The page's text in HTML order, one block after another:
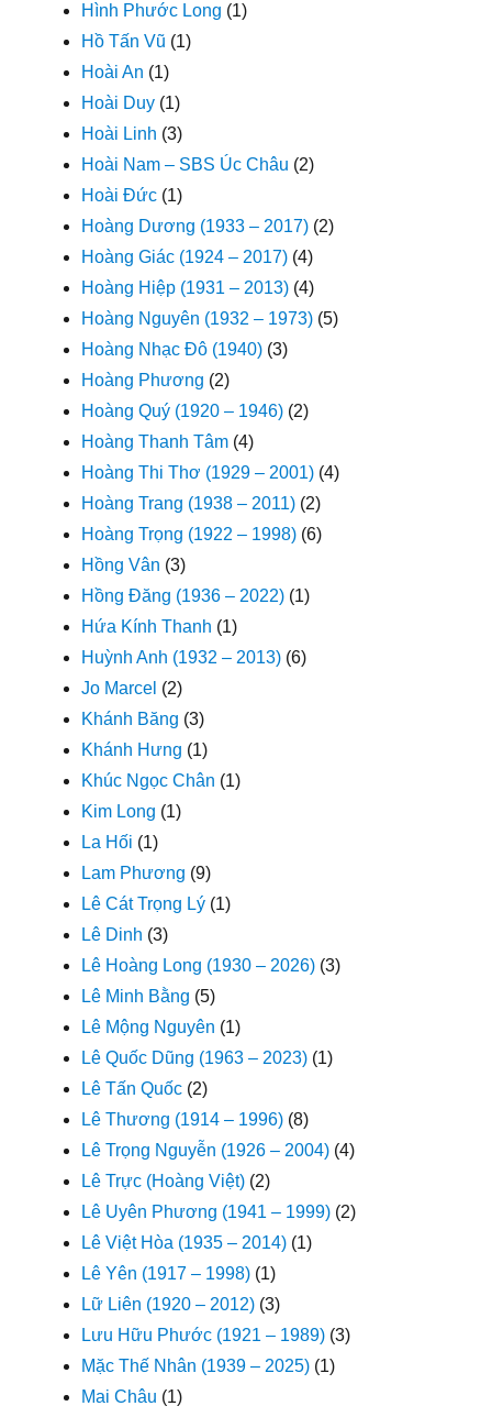
Hình Phước Long (1)
Hồ Tấn Vũ (1)
Hoài An (1)
Hoài Duy (1)
Hoài Linh (3)
Hoài Nam – SBS Úc Châu (2)
Hoài Đức (1)
Hoàng Dương (1933 – 2017) (2)
Hoàng Giác (1924 – 2017) (4)
Hoàng Hiệp (1931 – 2013) (4)
Hoàng Nguyên (1932 – 1973) (5)
Hoàng Nhạc Đô (1940) (3)
Hoàng Phương (2)
Hoàng Quý (1920 – 1946) (2)
Hoàng Thanh Tâm (4)
Hoàng Thi Thơ (1929 – 2001) (4)
Hoàng Trang (1938 – 2011) (2)
Hoàng Trọng (1922 – 1998) (6)
Hồng Vân (3)
Hồng Đăng (1936 – 2022) (1)
Hứa Kính Thanh (1)
Huỳnh Anh (1932 – 2013) (6)
Jo Marcel (2)
Khánh Băng (3)
Khánh Hưng (1)
Khúc Ngọc Chân (1)
Kim Long (1)
La Hối (1)
Lam Phương (9)
Lê Cát Trọng Lý (1)
Lê Dinh (3)
Lê Hoàng Long (1930 – 2026) (3)
Lê Minh Bằng (5)
Lê Mộng Nguyên (1)
Lê Quốc Dũng (1963 – 2023) (1)
Lê Tấn Quốc (2)
Lê Thương (1914 – 1996) (8)
Lê Trọng Nguyễn (1926 – 2004) (4)
Lê Trực (Hoàng Việt) (2)
Lê Uyên Phương (1941 – 1999) (2)
Lê Việt Hòa (1935 – 2014) (1)
Lê Yên (1917 – 1998) (1)
Lữ Liên (1920 – 2012) (3)
Lưu Hữu Phước (1921 – 1989) (3)
Mặc Thế Nhân (1939 – 2025) (1)
Mai Châu (1)